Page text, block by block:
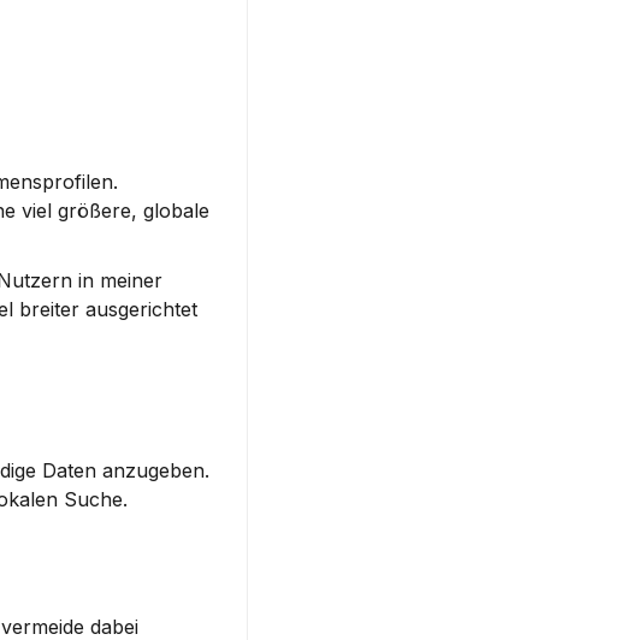
viel größere, globale
in meiner
breiter ausgerichtet
Daten anzugeben.
Suche.
dabei